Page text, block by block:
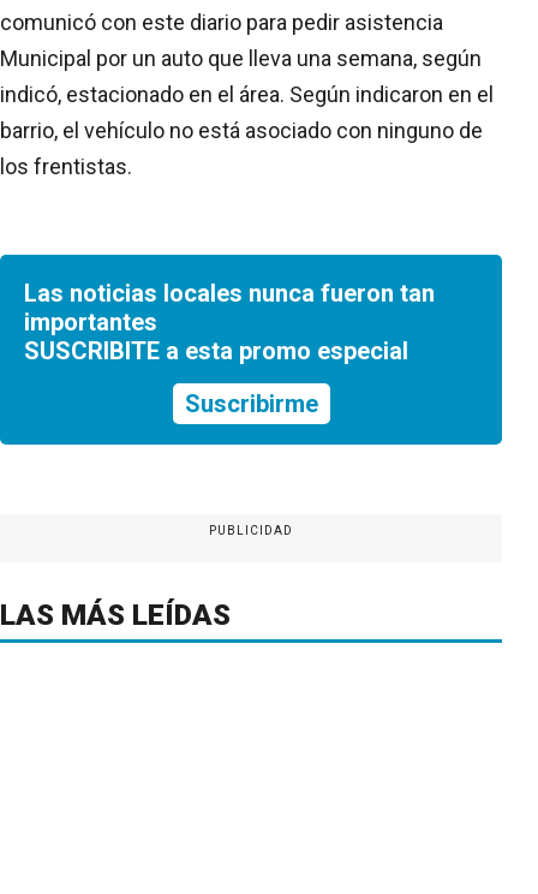
comunicó con este diario para pedir asistencia
Municipal por un auto que lleva una semana, según
indicó, estacionado en el área. Según indicaron en el
barrio, el vehículo no está asociado con ninguno de
los frentistas.
Las noticias locales nunca fueron tan
importantes
SUSCRIBITE a esta promo especial
Suscribirme
PUBLICIDAD
LAS MÁS LEÍDAS